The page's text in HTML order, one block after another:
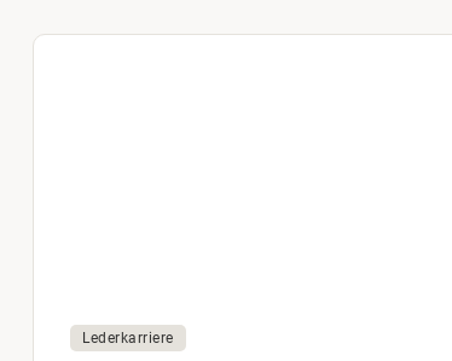
Lederkarriere